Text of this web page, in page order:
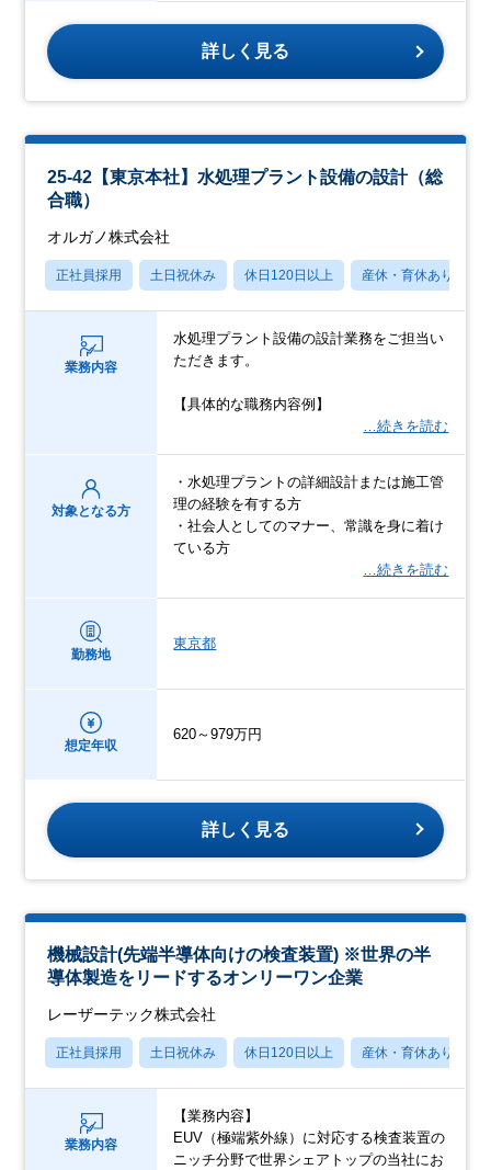
詳しく見る
25-42【東京本社】水処理プラント設備の設計（総
合職）
オルガノ株式会社
正社員採用 土日祝休み 休日120日以上 産休・育休あり
業務内容
水処理プラント設備の設計業務をご担当い
ただきます。
【具体的な職務内容例】
…続きを読む
対象となる方
・水処理プラントの詳細設計または施工管
理の経験を有する方
・社会人としてのマナー、常識を身に着け
ている方
…続きを読む
勤務地
東京都
想定年収
620～979万円
詳しく見る
機械設計(先端半導体向けの検査装置) ※世界の半
導体製造をリードするオンリーワン企業
レーザーテック株式会社
正社員採用 土日祝休み 休日120日以上 産休・育休あり
業務内容
【業務内容】
EUV（極端紫外線）に対応する検査装置の
ニッチ分野で世界シェアトップの当社にお